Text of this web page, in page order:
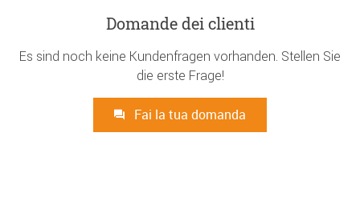
Domande dei clienti
Es sind noch keine Kundenfragen vorhanden. Stellen Sie
die erste Frage!
Fai la tua domanda